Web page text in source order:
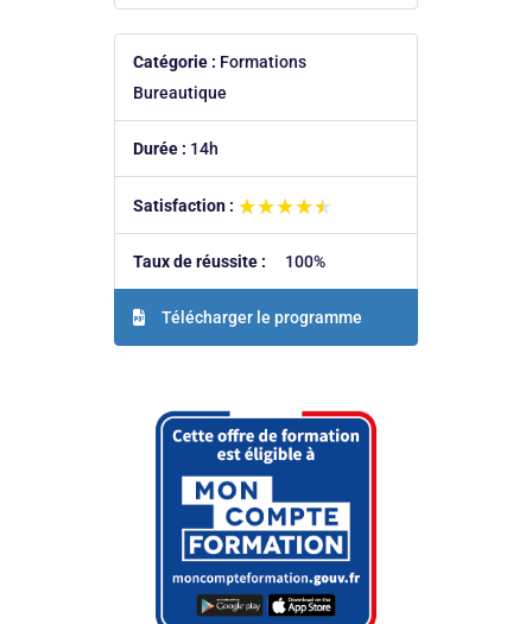
Catégorie : Formations
Bureautique
Durée : 14h
Satisfaction : ★★★★★
★★★★★
Taux de réussite : 100%
Télécharger le programme